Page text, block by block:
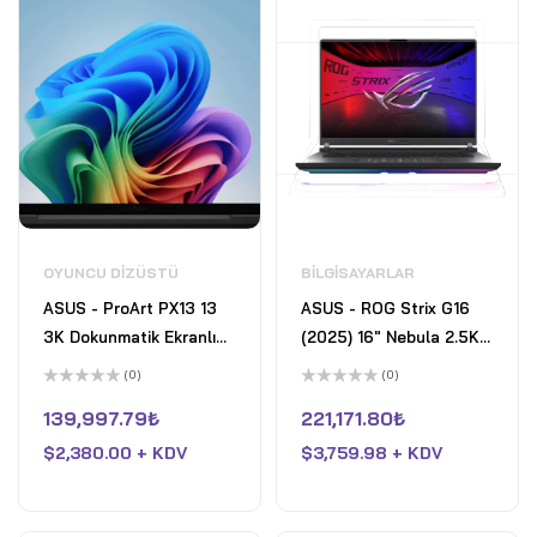
OYUNCU DIZÜSTÜ
ASUS - ProArt PX13 13
3K Dokunmatik Ekranlı
Dizüstü Bilgisayar -
Ryzen AI 9 HX 370 -
32GB Bellek - RTX 4050
üzerinden
0
aldı
(0)
139,997.79₺
$2,380.00 + KDV
BILGISAYARLAR
ASUS - ROG Strix G16
(2025) 16" Nebula 2.5K
240Hz Gaming Laptop-
275HX- 32GB DDR5-
GeForce RTX 5070- 2TB
üzerinden
0
aldı
(0)
221,171.80₺
$3,759.98 + KDV